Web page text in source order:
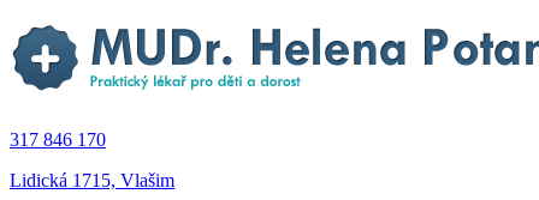
317 846 170
Lidická 1715, Vlašim